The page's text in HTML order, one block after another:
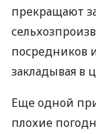
прекращают
посредников
закладывая в
Еще одной
плохие